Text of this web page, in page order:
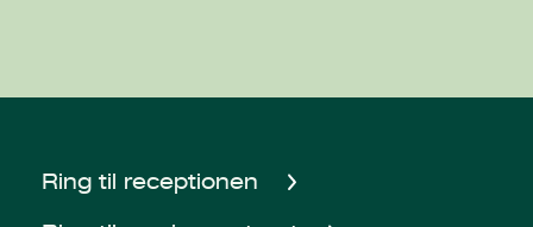
Ring til receptionen